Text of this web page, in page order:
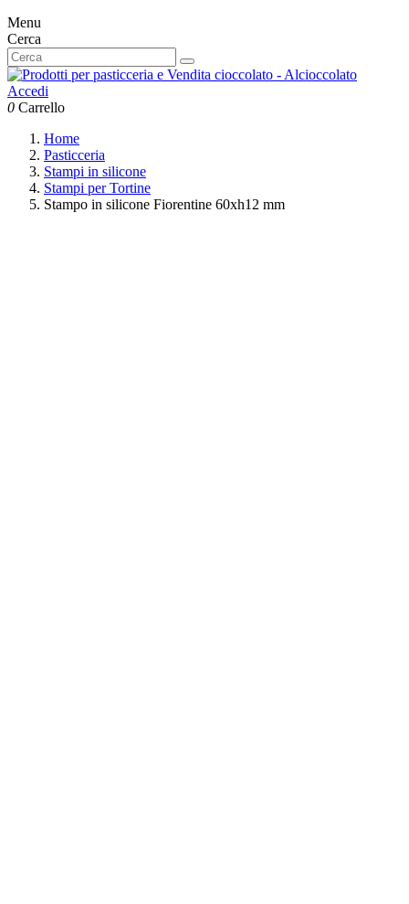
Menu
Cerca
Accedi
0 Carrello
Home
Pasticceria
Stampi in silicone
Stampi per Tortine
Stampo in silicone Fiorentine 60xh12 mm